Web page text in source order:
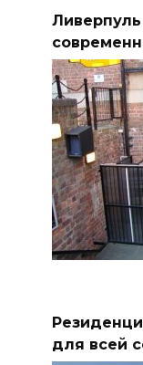
для всей